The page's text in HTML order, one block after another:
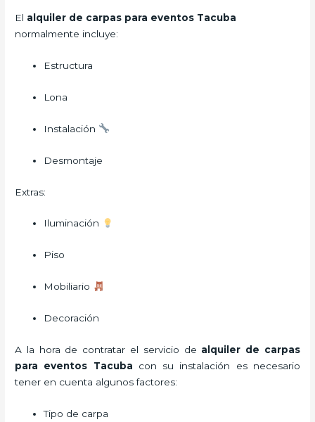
El alquiler de carpas para eventos Tacuba
normalmente incluye:
Estructura
Lona
Instalación
Desmontaje
Extras:
Iluminación
Piso
Mobiliario
Decoración
A la hora de contratar el servicio de alquiler de carpas
para eventos Tacuba con su instalación es necesario
tener en cuenta algunos factores:
Tipo de carpa